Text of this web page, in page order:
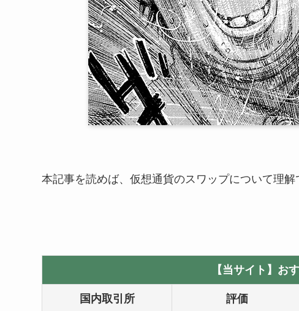
本記事を読めば、仮想通貨のスワップについて理
【当サイト】お
国内取引所 評価